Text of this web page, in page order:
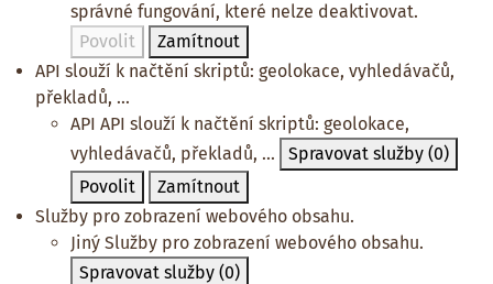
správné fungování, které nelze deaktivovat.
Povolit
Zamítnout
API slouží k načtění skriptů: geolokace, vyhledávačů,
překladů, ...
API API slouží k načtění skriptů: geolokace,
vyhledávačů, překladů, ...
Spravovat služby (0)
Povolit
Zamítnout
Služby pro zobrazení webového obsahu.
Jiný Služby pro zobrazení webového obsahu.
Spravovat služby (0)